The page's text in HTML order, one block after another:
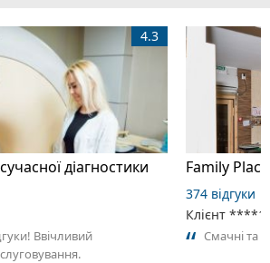
діагностики
4.3
Ввічливий
Family
374 відгуки
Клієнт
Смачні та